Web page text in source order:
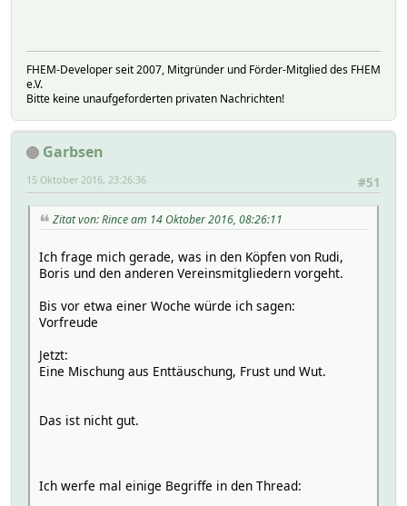
FHEM-Developer seit 2007, Mitgründer und Förder-Mitglied des FHEM
e.V.
Bitte keine unaufgeforderten privaten Nachrichten!
Garbsen
#51
15 Oktober 2016, 23:26:36
Zitat von: Rince am 14 Oktober 2016, 08:26:11
Ich frage mich gerade, was in den Köpfen von Rudi,
Boris und den anderen Vereinsmitgliedern vorgeht.
Bis vor etwa einer Woche würde ich sagen:
Vorfreude
Jetzt:
Eine Mischung aus Enttäuschung, Frust und Wut.
Das ist nicht gut.
Ich werfe mal einige Begriffe in den Thread: